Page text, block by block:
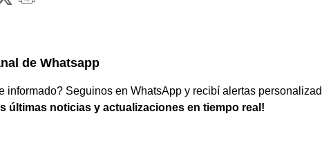
de Whatsapp
informado? Seguinos en WhatsApp y recibí alertas
últimas noticias y actualizaciones en tiempo real!